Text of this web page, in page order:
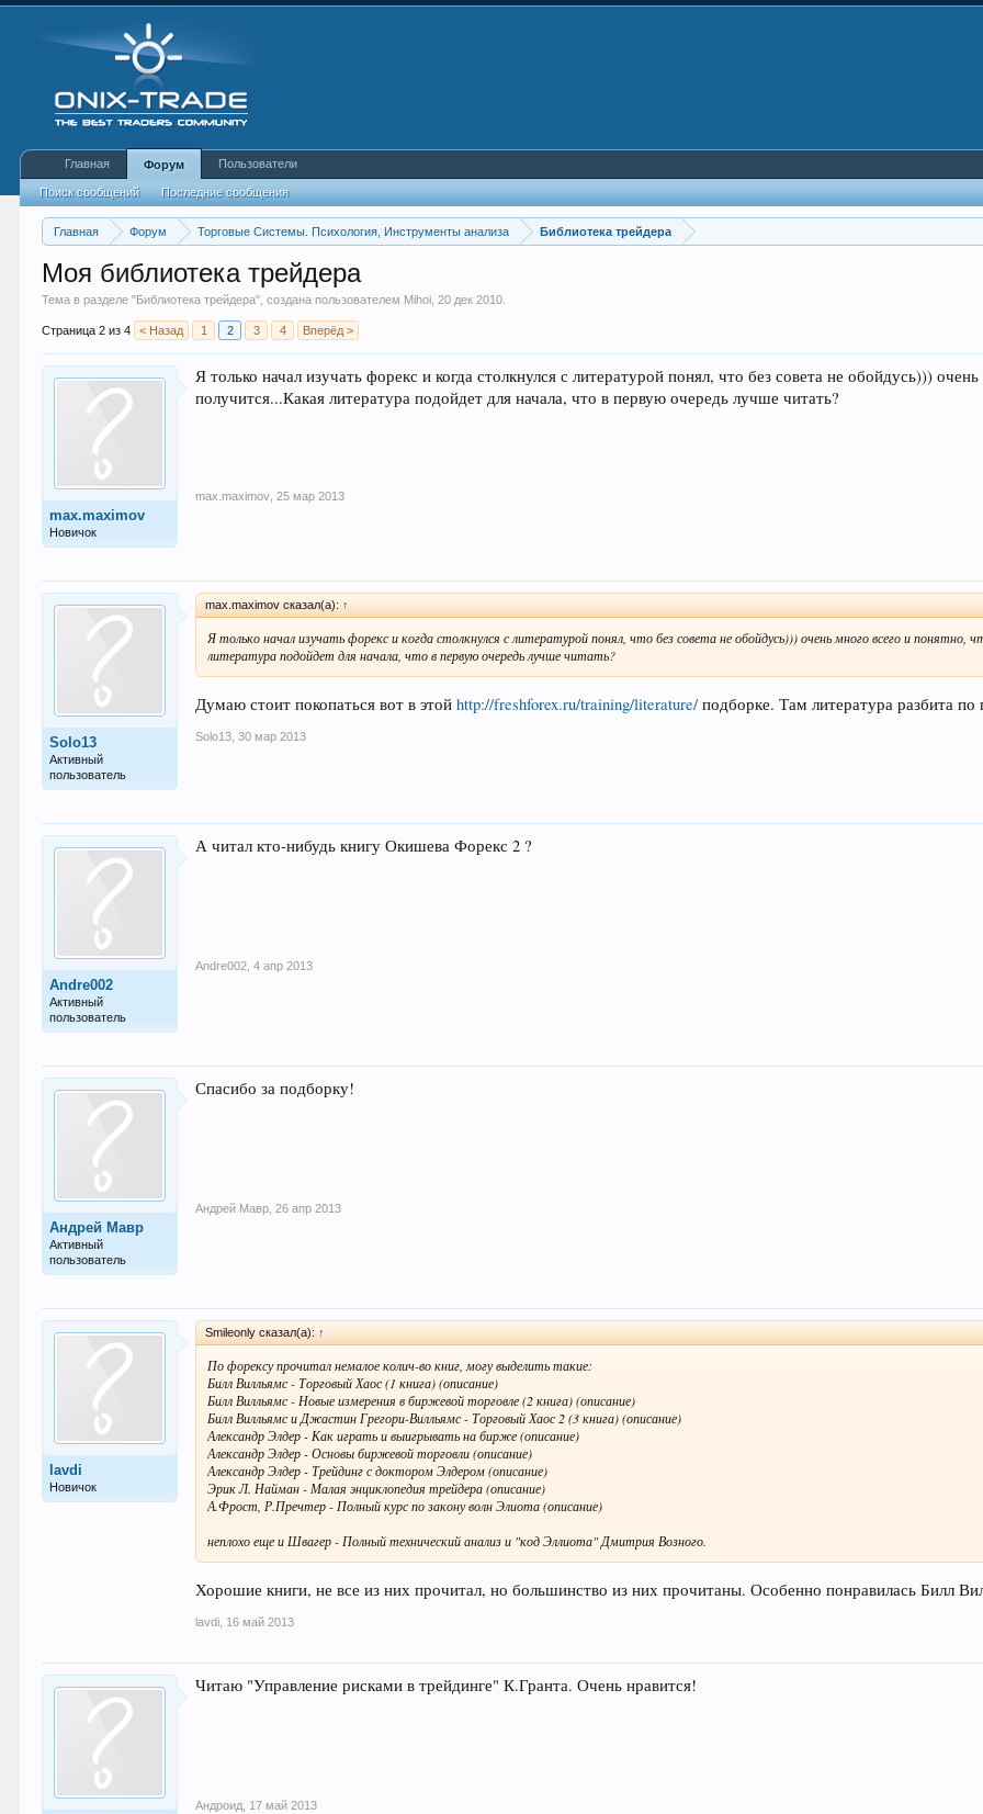
Главная Форум Торговые Системы. Психология, Инструменты анализа Библиотека трейдера
Моя библиотека трейдера
Тема в разделе "Библиотека трейдера", создана пользователем Mihoi ,20 дек 2010
Страница 2 из 4 < Назад 1 2 3 4 Вперёд >
max.maximov
Новичок
Я только начал изучать форекс и когда столкнулся с литературой понял, что без совета не обойдусь)))
получится...Какая литература подойдет для начала, что в первую очередь лучше читать?
max.maximov 25 мар 2013
Solo13
Активный
пользователь
max.maximov сказал(а): ↑
Я только начал изучать форекс и когда столкнулся с литературой понял, что без совета не обойдусь))) очень много всего и понятно,
литература подойдет для начала, что в первую очередь лучше читать?
Думаю стоит покопаться вот в этойhttp://freshforex.ru/training/literature/ подборке. Там литература разбита
Solo13 30 мар 2013
Andre002
Активный
пользователь
А читал кто-нибудь книгу Окишева Форекс 2 ?
Andre002 4 апр 2013
Андрей Мавр
Активный
пользователь
Спасибо за подборку!
Андрей Мавр 26 апр 2013
lavdi
Новичок
Smileonly сказал(а): ↑
По форексу прочитал немалое колич-во книг, могу выделить такие:
Билл Вилльямс - Торговый Хаос (1 книга) (описание)
Билл Вилльямс - Новые измерения в биржевой торговле (2 книга) (описание)
Билл Вилльямс и Джастин Грегори-Вилльямс - Торговый Хаос 2 (3 книга) (описание)
Александр Элдер - Как играть и выигрывать на бирже (описание)
Александр Элдер - Основы биржевой торговли (описание)
Александр Элдер - Трейдинг с доктором Элдером (описание)
Эрик Л. Найман - Малая энциклопедия трейдера (описание)
А.Фрост, Р.Пречтер - Полный курс по закону волн Элиота (описание)
неплохо еще и Швагер - Полный технический анализ и "код Эллиота" Дмитрия Возного.
Хорошие книги, не все из них прочитал, но большинство из них прочитаны. Особенно понравилась Билл
lavdi 16 май 2013
Читаю "Управление рисками в трейдинге" К.Гранта. Очень нравится!
Андроид 17 май 2013
Главная Форум
Поиск сообщений Последние сообщения
Пользователи